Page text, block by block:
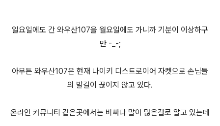
일요일에도 간 와우산107을 월요일에도 가니까 기분이 이상하구
만 -_-;
아무튼 와우산107은 현재 나이키 디스트로이어 자켓으로 손님들
의 발길이 끊이지 않고 있다.
온라인 커뮤니티 같은곳에서는 비싸다 말이 많은걸로 알고 있는데